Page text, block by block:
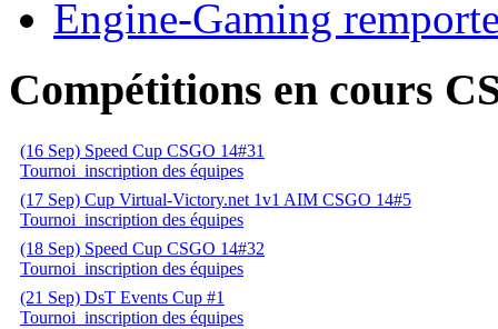
Engine-Gaming
Compétitions en cours
(16 Sep) Speed Cup CSGO 14#31
Tournoi inscription des équipes
(17 Sep) Cup Virtual-Victory.net 1v1 AIM CSGO 14#5
Tournoi inscription des équipes
(18 Sep) Speed Cup CSGO 14#32
Tournoi inscription des équipes
(21 Sep) DsT Events Cup #1
Tournoi inscription des équipes